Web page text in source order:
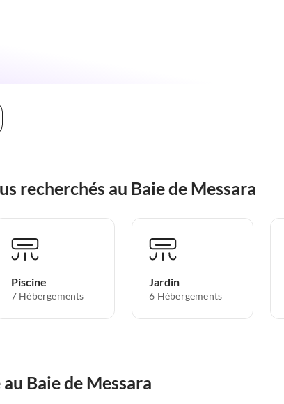
recherchés au Baie de Messara
Piscine
7 Hébergements
Jardin
6 Hébergements
Baie de Messara